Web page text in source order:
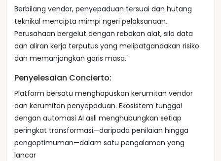
Berbilang vendor, penyepaduan tersuai dan hutang
teknikal mencipta mimpi ngeri pelaksanaan.
Perusahaan bergelut dengan rebakan alat, silo data
dan aliran kerja terputus yang melipatgandakan risiko
dan memanjangkan garis masa."
Penyelesaian Concierto:
Platform bersatu menghapuskan kerumitan vendor
dan kerumitan penyepaduan. Ekosistem tunggal
dengan automasi AI asli menghubungkan setiap
peringkat transformasi—daripada penilaian hingga
pengoptimuman—dalam satu pengalaman yang
lancar